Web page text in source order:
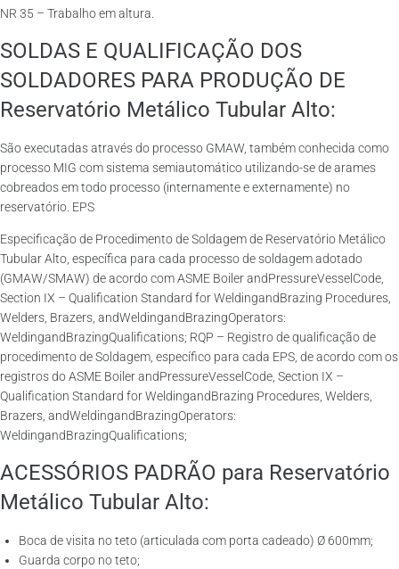
NR 35 – Trabalho em altura.
SOLDAS E QUALIFICAÇÃO DOS
SOLDADORES PARA PRODUÇÃO DE
Reservatório Metálico Tubular Alto:
São executadas através do processo GMAW, também conhecida como
processo MIG com sistema semiautomático utilizando-se de arames
cobreados em todo processo (internamente e externamente) no
reservatório. EPS
Especificação de Procedimento de Soldagem de Reservatório Metálico
Tubular Alto, específica para cada processo de soldagem adotado
(GMAW/SMAW) de acordo com ASME Boiler andPressureVesselCode,
Section IX – Qualification Standard for WeldingandBrazing Procedures,
Welders, Brazers, andWeldingandBrazingOperators:
WeldingandBrazingQualifications; RQP – Registro de qualificação de
procedimento de Soldagem, específico para cada EPS, de acordo com os
registros do ASME Boiler andPressureVesselCode, Section IX –
Qualification Standard for WeldingandBrazing Procedures, Welders,
Brazers, andWeldingandBrazingOperators:
WeldingandBrazingQualifications;
ACESSÓRIOS PADRÃO para Reservatório
Metálico Tubular Alto:
Boca de visita no teto (articulada com porta cadeado) Ø 600mm;
Guarda corpo no teto;